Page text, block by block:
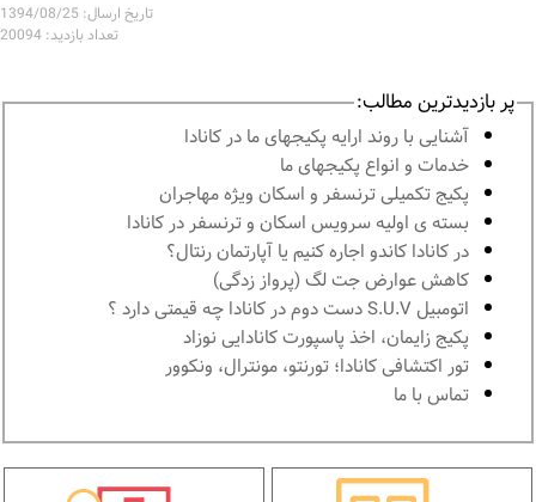
تاریخ ارسال: 1394/08/25
تعداد بازدید: 20094
پر بازدیدترین مطالب:
آشنايى با روند ارايه پكيجهاى ما در كانادا
خدمات و انواع پكيجهاى ما
پكيج تكميلى ترنسفر و اسكان ويژه مهاجران
بسته ی اولیه سرویس اسکان و ترنسفر در کانادا
در كانادا کاندو اجاره كنيم يا آپارتمان رنتال؟
کاهش عوارض جت لگ (پرواز زدگی)
اتومبیل S.U.V دست دوم در كانادا چه قيمتى دارد ؟
پكيج زايمان، اخذ پاسپورت كانادايى نوزاد
تور اكتشافى كانادا؛ تورنتو، مونترال، ونکوور
تماس با ما